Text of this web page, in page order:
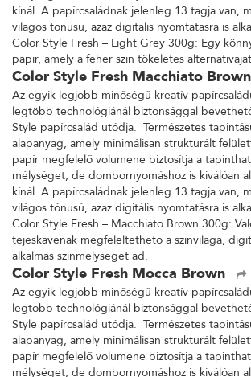
kínál. A papírcsaládnak jelenleg 13 tagja van,
világos tónusú, azaz digitális nyomtatásra is
Color Style Fresh – Light Grey 300g: Egy
papír, amely a fehér szín tökéletes
Color Style Fresh Macchiato Brown
Az egyik legjobb minőségű kreatív
legtöbb technológiánál biztonsággal
Style papírcsalád utódja. Természetes
alapanyag, amely minimálisan strukturált
papír megfelelő volumene biztosítja a
mélységet, de dombornyomáshoz is kiválóan
kínál. A papírcsaládnak jelenleg 13 tagja van,
világos tónusú, azaz digitális nyomtatásra is
Color Style Fresh – Macchiato Brown 300g:
tejeskávénak megfeleltethető a színvilága,
alkalmas színmélységet ad.
Color Style Fresh Mocca Brown
Az egyik legjobb minőségű kreatív
legtöbb technológiánál biztonsággal
Style papírcsalád utódja. Természetes
alapanyag, amely minimálisan strukturált
papír megfelelő volumene biztosítja a
mélységet, de dombornyomáshoz is kiválóan